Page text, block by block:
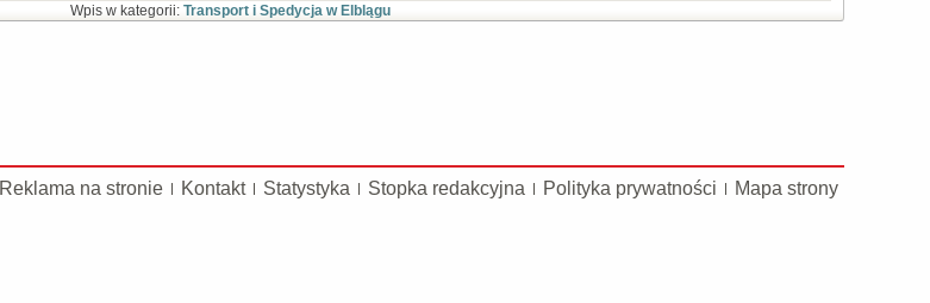
Wpis w kategorii: Transport i Spedycja w Elblągu
Reklama na stronie Kontakt Statystyka Stopka redakcyjna Polityka prywatności Mapa strony